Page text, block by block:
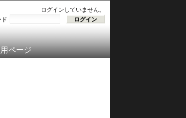
ログインしていません。
ド
ページ